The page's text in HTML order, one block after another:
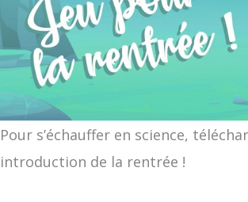
Pour s’échauffer en science,
introduction de la rentrée !